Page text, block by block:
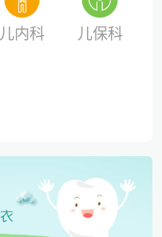
儿内科 儿保科